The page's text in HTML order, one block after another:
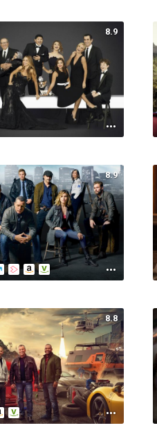
8.9
8.9
8.8